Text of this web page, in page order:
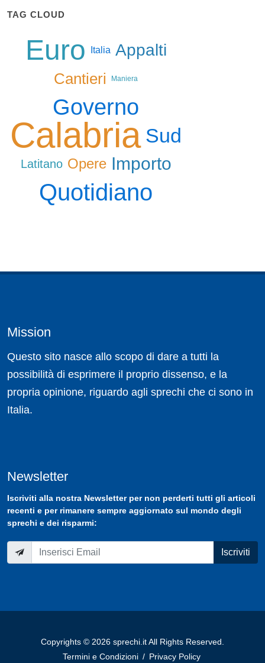
TAG CLOUD
Euro Italia Appalti
Cantieri Maniera
Governo
Calabria Sud
Latitano Opere Importo
Quotidiano
Mission
Questo sito nasce allo scopo di dare a tutti la
possibilità di esprimere il proprio dissenso, e la
propria opinione, riguardo agli sprechi che ci sono in
Italia.
Newsletter
Iscriviti alla nostra Newsletterper non perderti tutti gli articoli
recenti e per rimanere sempre aggiornato sul mondo degli
sprechi e dei risparmi:
Iscriviti
Copyrights © 2026 sprechi.it All Rights Reserved.
Termini e Condizioni / Privacy Policy